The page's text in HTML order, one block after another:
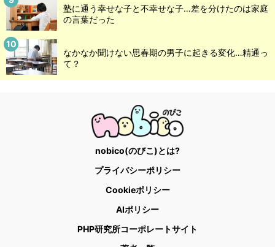
塾に通う幸せな子と不幸せな子…差を分けたのは家庭
の言葉だった
なかなか聞けない思春期の男子に起きる変化…精通っ
て？
nobico(のびこ)とは?
プライバシーポリシー
Cookieポリシー
AIポリシー
PHP研究所コーポレートサイト